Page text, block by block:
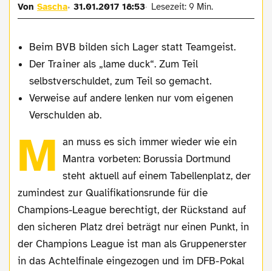
VonSascha 31.01.2017 18:53 Lesezeit: 9 Min.
Beim BVB bilden sich Lager statt Teamgeist.
Der Trainer als „lame duck“. Zum Teil
selbstverschuldet, zum Teil so gemacht.
Verweise auf andere lenken nur vom eigenen
Verschulden ab.
M an muss es sich immer wieder wie ein
Mantra vorbeten: Borussia Dortmund
steht aktuell auf einem Tabellenplatz, der
zumindest zur Qualifikationsrunde für die
Champions-League berechtigt, der Rückstand auf
den sicheren Platz drei beträgt nur einen Punkt, in
der Champions League ist man als Gruppenerster
in das Achtelfinale eingezogen und im DFB-Pokal